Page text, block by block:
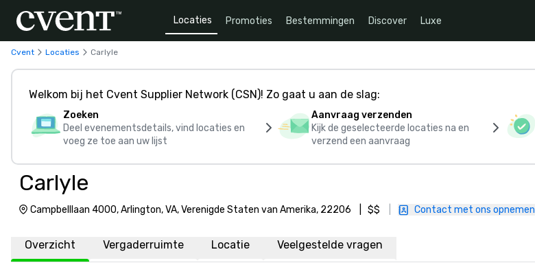
Locaties Promoties Bestemmingen Discover Luxe
Cvent Locaties Carlyle
Welkom bij het Cvent Supplier Network (CSN)! Zo gaat u aan de slag:
Zoeken
Deel evenementsdetails, vind locaties en
voeg ze toe aan uw lijst
Aanvraag verzenden
Kijk de geselecteerde locaties na en
verzend een aanvraag
Carlyle
Campbelllaan 4000, Arlington, VA, Verenigde Staten van Amerika, 22206 $$ Contact met ons opnemen
Overzicht Vergaderruimte Locatie Veelgestelde vragen